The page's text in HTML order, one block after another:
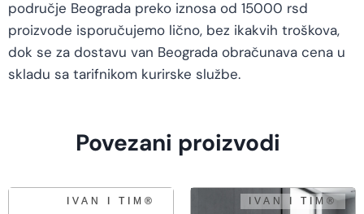
područje Beograda preko iznosa od 15000 rsd
proizvode isporučujemo lično, bez ikakvih troškova,
dok se za dostavu van Beograda obračunava cena u
skladu sa tarifnikom kurirske službe.
Povezani proizvodi